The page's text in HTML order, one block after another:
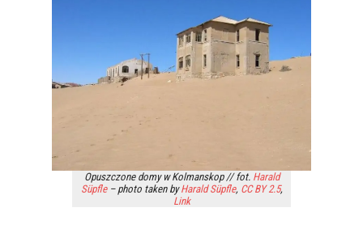
Opuszczone domy w Kolmanskop // fot. Harald
Süpfle– photo taken byHarald Süpfle, CC BY 2.5,
Link